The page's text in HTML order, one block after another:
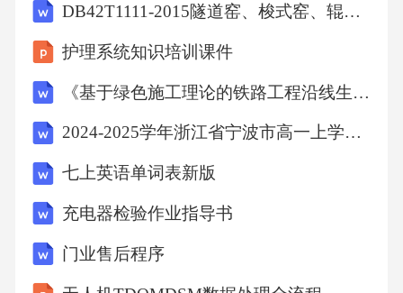
,,第10天,第10组,2-4-3,36,2160,1080,8.64,8.64,,,,,
216,,,,
,,第11天,第11组,2-4-4,36,1960,980,7.84,14.8,,,,,1
96,,,,
,,,,2-4-5,36,1740,870,6.96,,,,,,174,,,,
,,第12天,第12组,2-4-6,36,1520,760,6.08,12.88,,,,,
152,,,,
DB42T1111-2015隧道窑、梭式窑、辊道窑技术规程
护理系统知识培训课件
《基于绿色施工理论的铁路工程沿线生态发展评价实证研究》15000字（论文）
2024-2025学年浙江省宁波市高一上学期期末物理试题及答案
七上英语单词表新版
充电器检验作业指导书
门业售后程序